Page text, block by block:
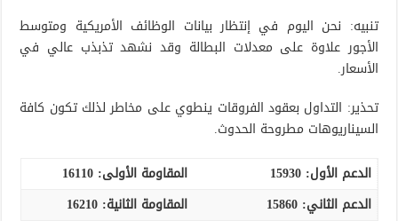
تنبيه: نحن اليوم في إنتظار بيانات الوظائف الأمريكية ومتوسط
الأجور علاوة على معدلات البطالة وقد نشهد تذبذب عالي في
الأسعار.
تحذير: التداول بعقود الفروقات ينطوي على مخاطر لذلك تكون كافة
السيناريوهات مطروحة الحدوث.
الدعم الأول: 15930 المقاومة الأولى: 16110
الدعم الثاني: 15860 المقاومة الثانية: 16210